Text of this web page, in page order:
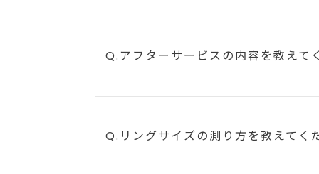
Q.アフターサービスの内容を教えて
Q.リングサイズの測り方を教えてく